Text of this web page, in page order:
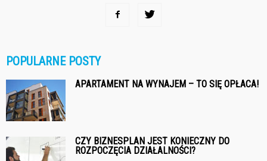
POPULARNE POSTY
APARTAMENT NA WYNAJEM – TO SIĘ OPŁACA!
CZY BIZNESPLAN JEST KONIECZNY DO
ROZPOCZĘCIA DZIAŁALNOŚCI?